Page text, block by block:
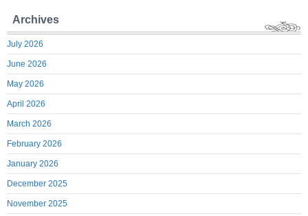
Archives
July 2026
June 2026
May 2026
April 2026
March 2026
February 2026
January 2026
December 2025
November 2025